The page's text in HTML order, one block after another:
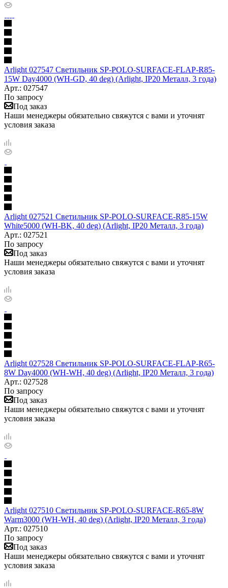
Arlight 027547 Светильник SP-POLO-SURFACE-FLAP-R85-
15W Day4000 (WH-GD, 40 deg) (Arlight, IP20 Металл, 3 года)
Арт.: 027547
По запросу
Под заказ
Наши менеджеры обязательно свяжутся с вами и уточнят
условия заказа
Arlight 027521 Светильник SP-POLO-SURFACE-R85-15W
White5000 (WH-BK, 40 deg) (Arlight, IP20 Металл, 3 года)
Арт.: 027521
По запросу
Под заказ
Наши менеджеры обязательно свяжутся с вами и уточнят
условия заказа
Arlight 027528 Светильник SP-POLO-SURFACE-FLAP-R65-
8W Day4000 (WH-WH, 40 deg) (Arlight, IP20 Металл, 3 года)
Арт.: 027528
По запросу
Под заказ
Наши менеджеры обязательно свяжутся с вами и уточнят
условия заказа
Arlight 027510 Светильник SP-POLO-SURFACE-R65-8W
Warm3000 (WH-WH, 40 deg) (Arlight, IP20 Металл, 3 года)
Арт.: 027510
По запросу
Под заказ
Наши менеджеры обязательно свяжутся с вами и уточнят
условия заказа